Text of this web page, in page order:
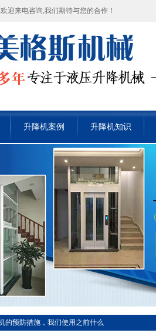
迎来电咨询,我们期待与您的合作！
升降机案例 升降机知识
的预防措施，我们使用之前什么